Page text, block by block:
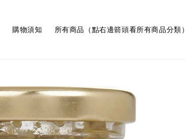
購物須知 所有商品（點右邊箭頭看所有商品分類）